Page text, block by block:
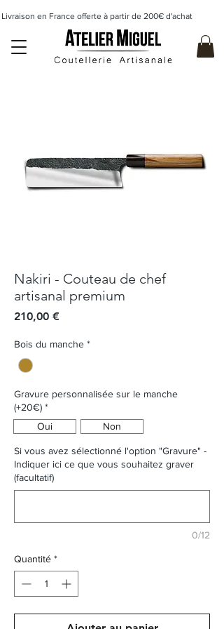
Livraison en France offerte à partir de 200€
Nakiri - Couteau de chef
artisanal premium
210,00 €
Bois du manche *
Gravure personnalisée sur le manche
(+20€) *
Oui
Non
Si vous avez sélectionné l'option "Gravure" -
Indiquer ici ce que vous souhaitez graver
(facultatif)
0/12
Quantité *